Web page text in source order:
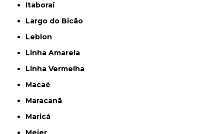
Itaboraí
Largo do Bicão
Leblon
Linha Amarela
Linha Vermelha
Macaé
Maracanã
Maricá